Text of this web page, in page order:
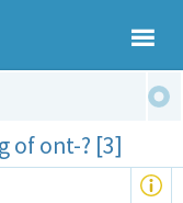
of ont-? [3]